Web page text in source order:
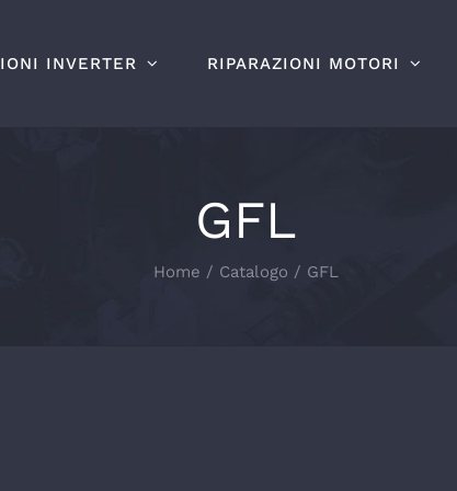
INVERTER RIPARAZIONI MOTORI
GFL
Home Catalogo GFL